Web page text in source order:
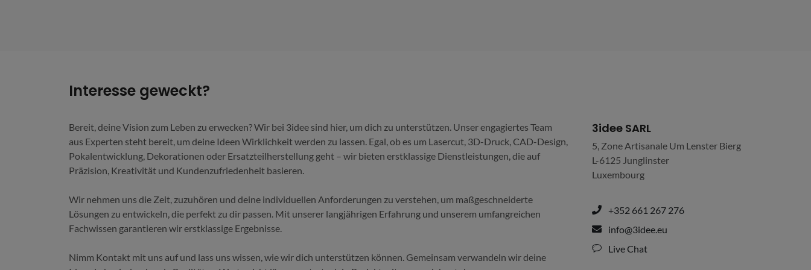
Interesse geweckt?
Bereit, deine Vision zum Leben zu erwecken? Wir bei 3idee sind hier, um dich zu unterstützen. Unser engagiertes Team
aus Experten steht bereit, um deine Ideen Wirklichkeit werden zu lassen. Egal, ob es um Lasercut, 3D-Druck, CAD-Design,
Pokalentwicklung, Dekorationen oder Ersatzteilherstellung geht – wir bieten erstklassige Dienstleistungen, die auf
Präzision, Kreativität und Kundenzufriedenheit basieren.
Wir nehmen uns die Zeit, zuzuhören und deine individuellen Anforderungen zu verstehen, um maßgeschneiderte
Lösungen zu entwickeln, die perfekt zu dir passen. Mit unserer langjährigen Erfahrung und unserem umfangreichen
Fachwissen garantieren wir erstklassige Ergebnisse.
Nimm Kontakt mit uns auf und lass uns wissen, wie wir dich unterstützen können. Gemeinsam verwandeln wir deine
3idee SARL
5, Zone Artisanale Um Lenster Bierg
L-6125 Junglinster
Luxembourg
+352 661 267 276
info@3idee.eu
Live Chat